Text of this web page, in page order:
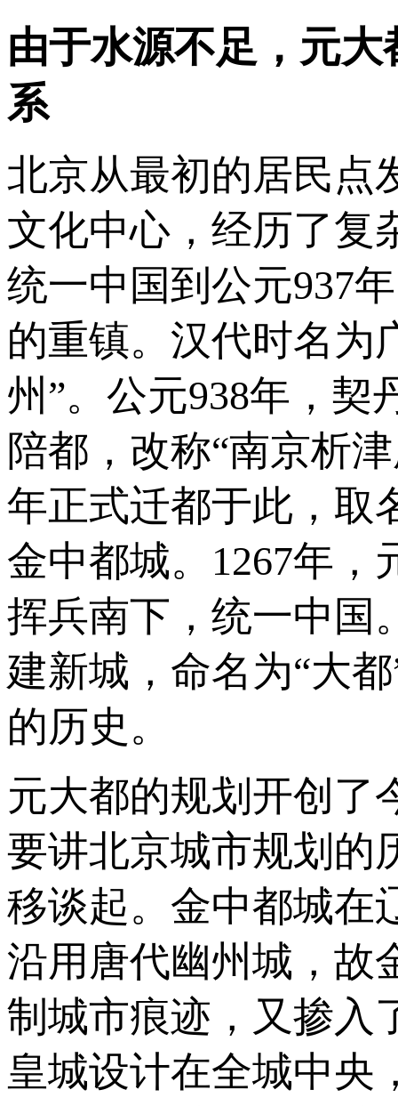
由于水源不足，元
系
北京从最初的居民点
文化中心，经历了复
统一中国到公元937
的重镇。汉代时名为
州”。公元938年，契
陪都，改称“南京析
年正式迁都于此，取
金中都城。1267年
挥兵南下，统一中国
建新城，命名为“大
的历史。
元大都的规划开创了
要讲北京城市规划的
移谈起。金中都城在
沿用唐代幽州城，故
制城市痕迹，又掺入
皇城设计在全城中央